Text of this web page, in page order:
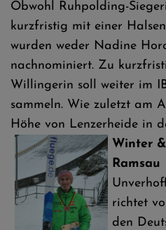
Obwohl Ruhpolding-
kurzfristig mit einer
wurden weder Nadine
nachnominiert. Zu
Willingerin soll weiter im
sammeln. Wie zuletzt am
Höhe von Lenzerheide in
Winter
Ramsau
richtet
den